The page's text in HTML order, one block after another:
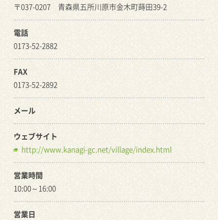
〒037-0207 青森県五所川原市金木町蒔田39-2
電話
0173-52-2882
FAX
0173-52-2892
メール
ウェブサイト
http://www.kanagi-gc.net/village/index.html
営業時間
10:00～16:00
営業日